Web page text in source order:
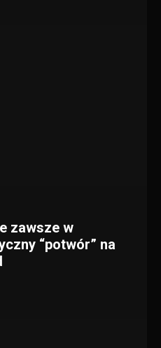
zawsze w
“potwór” na